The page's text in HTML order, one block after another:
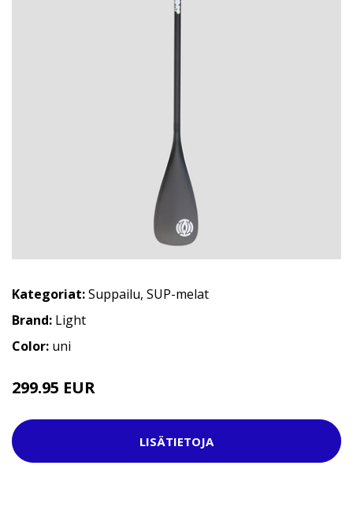
Kategoriat:Suppailu, SUP-melat
Brand: Light
Color: uni
299.95 EUR
LISÄTIETOJA